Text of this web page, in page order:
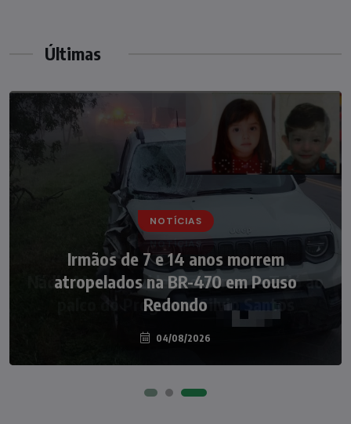
Últimas
NOTÍCIAS
Nádia Menegazzi leva o nome de Taió ao
palco do Programa Silvio Santos
07/08/2026